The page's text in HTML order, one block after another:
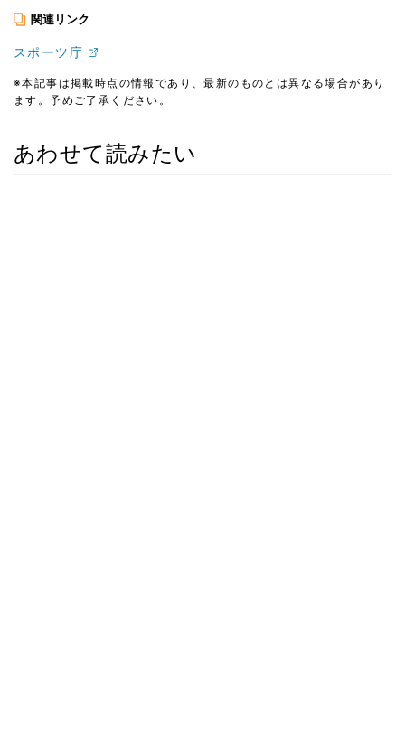
関連リンク
スポーツ庁
※本記事は掲載時点の情報であり、最新のものとは異なる場合があり
ます。予めご了承ください。
あわせて読みたい